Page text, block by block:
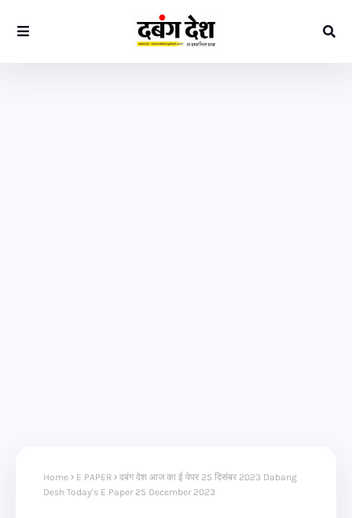
Home E PAPER
दबंग देश आज का ई पेपर 25 दिसंबर 2023 Dabang
Desh Today's E Paper 25 December 2023